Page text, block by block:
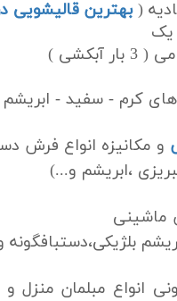
(بهترین قالیشویی
یک
)
کرم - سفید - ابریشم
و مکانیزه انواع فرش
،ابریشم و...)
ماشینی
بلژیکی،دستبافگونه
مبلمان منزل و